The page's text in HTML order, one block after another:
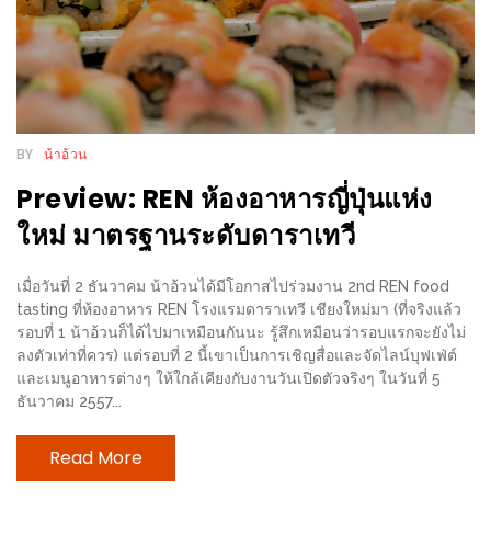
–
บาร์บีคิว
สาว
เหนือ
กับ
หนุ่ม
บ้านนา
เด็ด
จาก
ANNA
FARM
ที่
เอาชนะ
BY น้าอ้วน
Preview: REN ห้องอาหารญี่ปุ่นแห่ง
ใหม่ มาตรฐานระดับดาราเทวี
เมื่อวันที่ 2 ธันวาคม น้าอ้วนได้มีโอกาสไปร่วมงาน 2nd REN food
tasting ที่ห้องอาหาร REN โรงแรมดาราเทวี เชียงใหม่มา (ที่จริงแล้ว
รอบที่ 1 น้าอ้วนก็ได้ไปมาเหมือนกันนะ รู้สึกเหมือนว่ารอบแรกจะยังไม่
ลงตัวเท่าที่ควร) แต่รอบที่ 2 นี้เขาเป็นการเชิญสื่อและจัดไลน์บุฟเฟ่ต์
และเมนูอาหารต่างๆ ให้ใกล้เคียงกับงานวันเปิดตัวจริงๆ ในวันที่ 5
ธันวาคม 2557...
Read More